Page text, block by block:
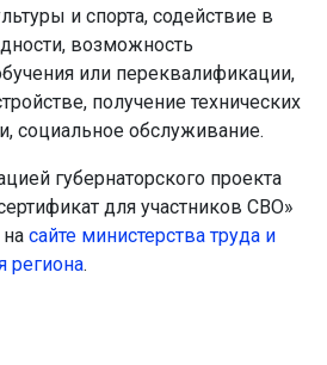
и спорта, содействие в
возможность
или переквалификации,
получение технических
социальное обслуживание.
губернаторского проекта
для участников СВО»
сайте министерства труда и
региона.